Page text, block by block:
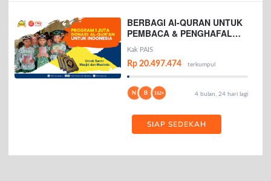
BERBAGI Al-QURAN UNTUK
PEMBACA & PENGHAFAL
AL-QURAN
Kak PAIS
Rp 20.497.474 terkumpul
N B 162+ 4 bulan, 24 hari lagi
SIAP SEDEKAH